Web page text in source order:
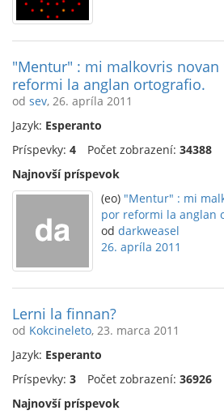
"Mentur" : mi malkovris
reformi la anglan ortografio.
od sev, 26. apríla 2011
Jazyk: Esperanto
Príspevky: 4 Počet zobrazení: 34388
Najnovší príspevok
(eo) "Mentur" : mi
por reformi la anglan
od darkweasel
26. apríla 2011
Lerni la finnan?
od Kokcineleto, 23. marca 2011
Jazyk: Esperanto
Príspevky: 3 Počet zobrazení: 36926
Najnovší príspevok